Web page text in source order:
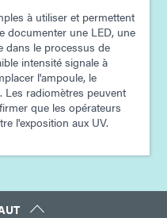
à utiliser et permettent
documenter une LED, une
dans le processus de
intensité signale à
l'ampoule, le
Les radiomètres peuvent
que les opérateurs
l'exposition aux UV.